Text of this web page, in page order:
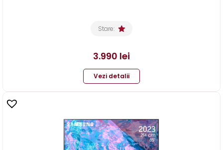
Stare:
3.990 lei
Vezi detalii